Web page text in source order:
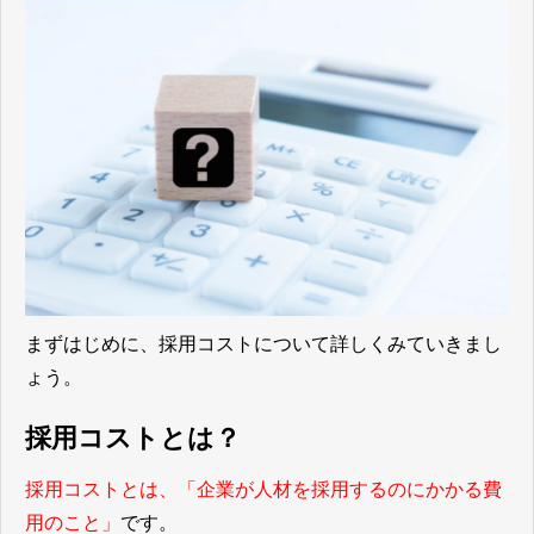
まずはじめに、採用コストについて詳しくみていきまし
ょう。
採用コストとは？
採用コストとは、「企業が人材を採用するのにかかる費
用のこと」 です。